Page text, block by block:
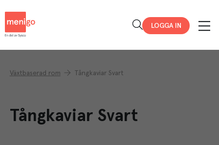
LOGGA IN
Växtbaserad rom Tångkaviar Svart
Tångkaviar Svart